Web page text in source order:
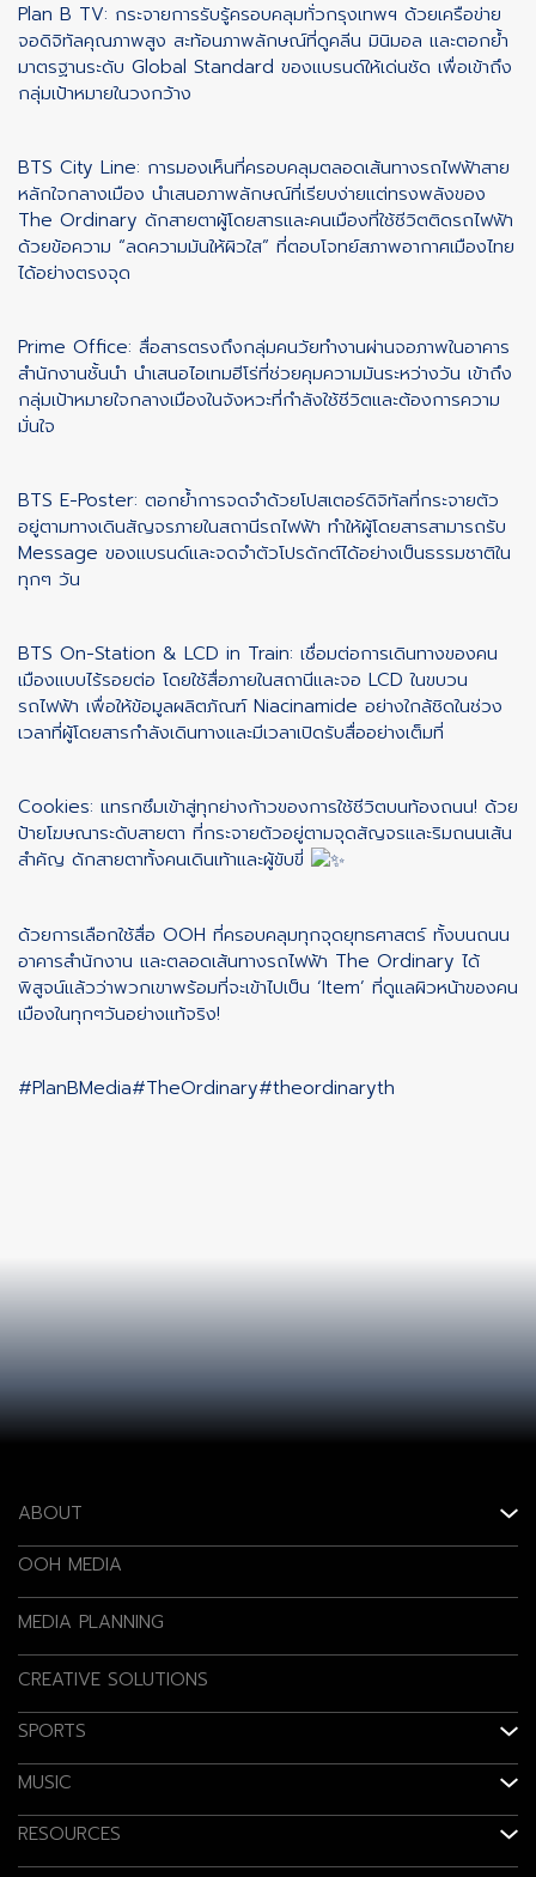
Plan B TV: กระจายการรับรู้ครอบคลุมทั่วกรุงเทพฯ ด้วยเครือข่าย
จอดิจิทัลคุณภาพสูง สะท้อนภาพลักษณ์ที่ดูคลีน มินิมอล และตอกย้ำ
มาตรฐานระดับ Global Standard ของแบรนด์ให้เด่นชัด เพื่อเข้าถึง
กลุ่มเป้าหมายในวงกว้าง
BTS City Line: การมองเห็นที่ครอบคลุมตลอดเส้นทางรถไฟฟ้าสาย
หลักใจกลางเมือง นำเสนอภาพลักษณ์ที่เรียบง่ายแต่ทรงพลังของ
The Ordinary ดักสายตาผู้โดยสารและคนเมืองที่ใช้ชีวิตติดรถไฟฟ้า
ด้วยข้อความ “ลดความมันให้ผิวใส” ที่ตอบโจทย์สภาพอากาศเมืองไทย
ได้อย่างตรงจุด
Prime Office: สื่อสารตรงถึงกลุ่มคนวัยทำงานผ่านจอภาพในอาคาร
สำนักงานชั้นนำ นำเสนอไอเทมฮีโร่ที่ช่วยคุมความมันระหว่างวัน เข้าถึง
กลุ่มเป้าหมายใจกลางเมืองในจังหวะที่กำลังใช้ชีวิตและต้องการความ
มั่นใจ
BTS E-Poster: ตอกย้ำการจดจำด้วยโปสเตอร์ดิจิทัลที่กระจายตัว
อยู่ตามทางเดินสัญจรภายในสถานีรถไฟฟ้า ทำให้ผู้โดยสารสามารถรับ
Message ของแบรนด์และจดจำตัวโปรดักต์ได้อย่างเป็นธรรมชาติใน
ทุกๆ วัน
BTS On-Station & LCD in Train: เชื่อมต่อการเดินทางของคน
เมืองแบบไร้รอยต่อ โดยใช้สื่อภายในสถานีและจอ LCD ในขบวน
รถไฟฟ้า เพื่อให้ข้อมูลผลิตภัณฑ์ Niacinamide อย่างใกล้ชิดในช่วง
เวลาที่ผู้โดยสารกำลังเดินทางและมีเวลาเปิดรับสื่ออย่างเต็มที่
Cookies: แทรกซึมเข้าสู่ทุกย่างก้าวของการใช้ชีวิตบนท้องถนน! ด้วย
ป้ายโฆษณาระดับสายตา ที่กระจายตัวอยู่ตามจุดสัญจรและริมถนนเส้น
สำคัญ ดักสายตาทั้งคนเดินเท้าและผู้ขับขี่
ด้วยการเลือกใช้สื่อ OOH ที่ครอบคลุมทุกจุดยุทธศาสตร์ ทั้งบนถนน
อาคารสำนักงาน และตลอดเส้นทางรถไฟฟ้า The Ordinary ได้
พิสูจน์แล้วว่าพวกเขาพร้อมที่จะเข้าไปเป็น ‘Item’ ที่ดูแลผิวหน้าของคน
เมืองในทุกๆวันอย่างแท้จริง!
#PlanBMedia#TheOrdinary#theordinaryth
ABOUT
OOH MEDIA
MEDIA PLANNING
CREATIVE SOLUTIONS
SPORTS
MUSIC
RESOURCES